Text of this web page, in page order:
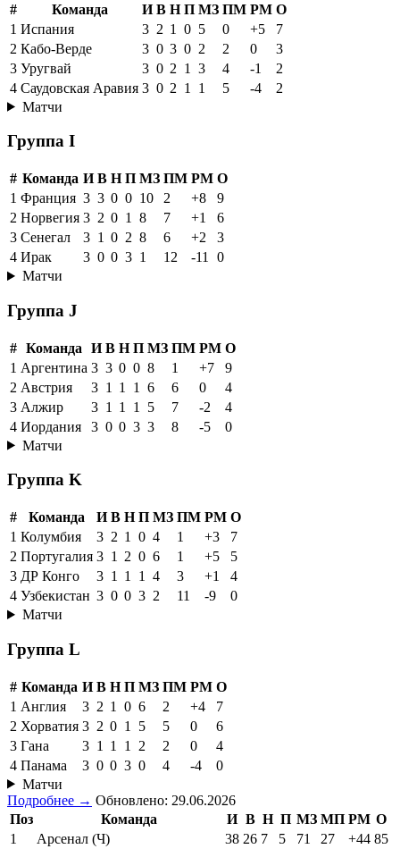
# Команда И В Н П МЗ ПМ РМ О
1 Испания 3 2 1 0 5 0 +5
7
2 Кабо-Верде 3 0 3 0 2 2 0
3
3 Уругвай 3 0 2 1 3 4 -1
2
4 Саудовская Аравия 3 0 2 1 1 5 -4
2
Матчи
Группа I
# Команда И В Н П МЗ ПМ РМ О
1 Франция 3 3 0 0 10 2 +8
9
2 Норвегия 3 2 0 1 8 7 +1
6
3 Сенегал 3 1 0 2 8 6 +2
3
4 Ирак 3 0 0 3 1 12 -11
0
Матчи
Группа J
# Команда И В Н П МЗ ПМ РМ О
1 Аргентина 3 3 0 0 8 1 +7
9
2 Австрия 3 1 1 1 6 6 0
4
3 Алжир 3 1 1 1 5 7 -2
4
4 Иордания 3 0 0 3 3 8 -5
0
Матчи
Группа K
# Команда И В Н П МЗ ПМ РМ О
1 Колумбия 3 2 1 0 4 1 +3
7
2 Португалия 3 1 2 0 6 1 +5
5
3 ДР Конго 3 1 1 1 4 3 +1
4
4 Узбекистан 3 0 0 3 2 11 -9
0
Матчи
Группа L
# Команда И В Н П МЗ ПМ РМ О
1 Англия 3 2 1 0 6 2 +4
7
2 Хорватия 3 2 0 1 5 5 0
6
3 Гана 3 1 1 1 2 2 0
4
4 Панама 3 0 0 3 0 4 -4
0
Матчи
Подробнее → Обновлено: 29.06.2026
Поз
Команда И В Н П МЗ МП РМ О
1
Арсенал (Ч) 38 26 7 5 71 27 +44 85